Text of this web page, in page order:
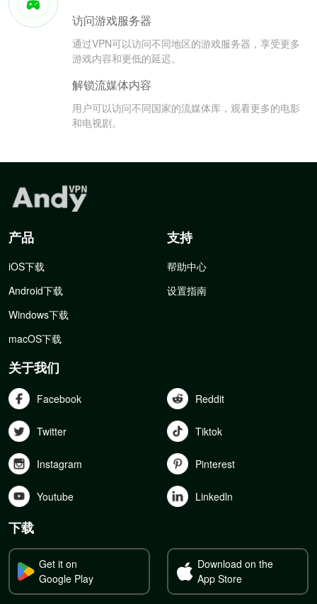
访问游戏服务器
通过VPN可以访问不同地区的游戏服务器，享受更多
游戏内容和更低的延迟。
解锁流媒体内容
用户可以访问不同国家的流媒体库，观看更多的电影
和电视剧。
产品
iOS下载
Android下载
Windows下载
macOS下载
支持
帮助中心
设置指南
关于我们
Facebook Reddit
Twitter Tiktok
Instagram Pinterest
Youtube Linkedln
下载
Get it on
Google Play
Download on the
App Store